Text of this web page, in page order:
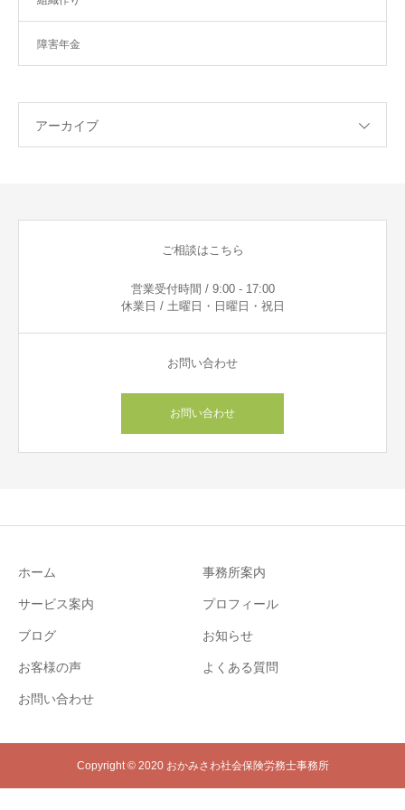
障害年金
アーカイブ
ご相談はこちら
営業受付時間 / 9:00 - 17:00
休業日 / 土曜日・日曜日・祝日
お問い合わせ
お問い合わせ
ホーム 事務所案内
サービス案内 プロフィール
ブログ お知らせ
お客様の声 よくある質問
お問い合わせ
Copyright © 2020 おかみさわ社会保険労務士事務所